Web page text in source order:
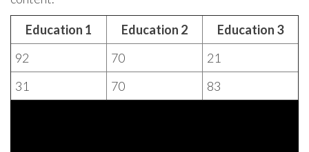
Education 1 Education 2
Education 3
92
70
21
31
70 83